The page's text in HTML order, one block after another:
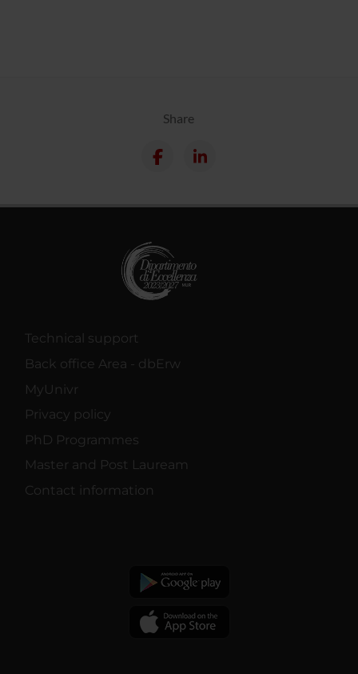
Share
Technical support
Back office Area - dbErw
MyUnivr
Privacy policy
PhD Programmes
Master and Post Lauream
Contact information